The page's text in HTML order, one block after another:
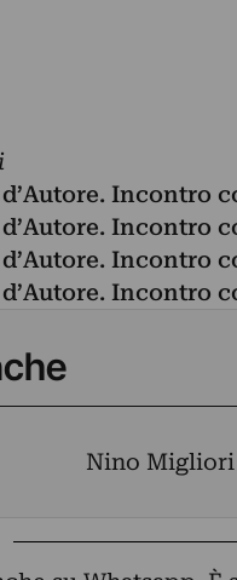
Incontro
Incontro
Incontro
Incontro
Nino Migliori